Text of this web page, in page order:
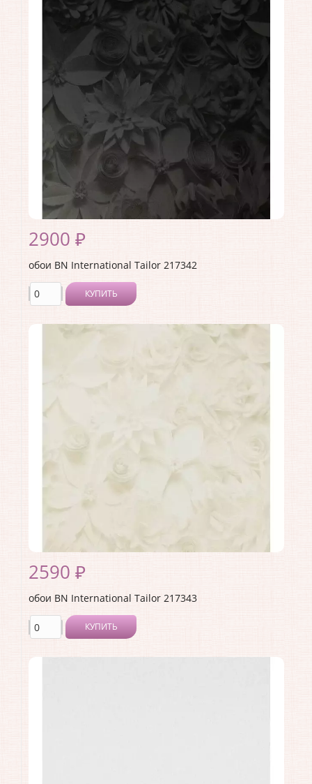
BN International
Длина рулона:
10
Ширина рулона:
Материал покрытия:
Виниловое
Страна:
Нидерланды
Материал основы:Флизелин
Раппорт:
2900 ₽
обои BN International Tailor 217342
КУПИТЬ
Длина рулона:
Материал основы:
2590 ₽
обои BN International Tailor 217343
КУПИТЬ